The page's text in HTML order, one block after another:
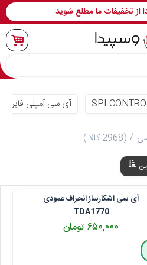
از تخفیفات ما مطلع شوید
آی سی آمپلی فایر - AMPLIFIER IC
(2968 کالا )
آی سی اشکارساز انحراف عمودی
TDA1770
۶۵۰,۰۰۰ تومان